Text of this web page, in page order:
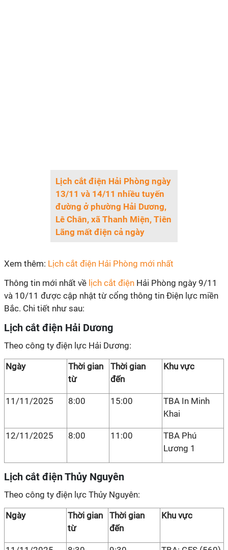
Lịch cắt điện Hải Phòng ngày
13/11 và 14/11 nhiều tuyến
đường ở phường Hải Dương,
Lê Chân, xã Thanh Miện, Tiên
Lãng mất điện cả ngày
Xem thêm: Lịch cắt điện Hải Phòng mới nhất
Thông tin mới nhất về lịch cắt điện Hải Phòng ngày 9/11
và 10/11 được cập nhật từ cổng thông tin Điện lực miền
Bắc. Chi tiết như sau:
Lịch cắt điện Hải Dương
Theo công ty điện lực Hải Dương:
Ngày
Thời gian
từ
Thời gian
đến
Khu vực
11/11/2025 8:00 15:00
TBA In Minh
Khai
12/11/2025 8:00 11:00
TBA Phú
Lương 1
Lịch cắt điện Thủy Nguyên
Theo công ty điện lực Thủy Nguyên:
Ngày
Thời gian
từ
Thời gian
đến
Khu vực